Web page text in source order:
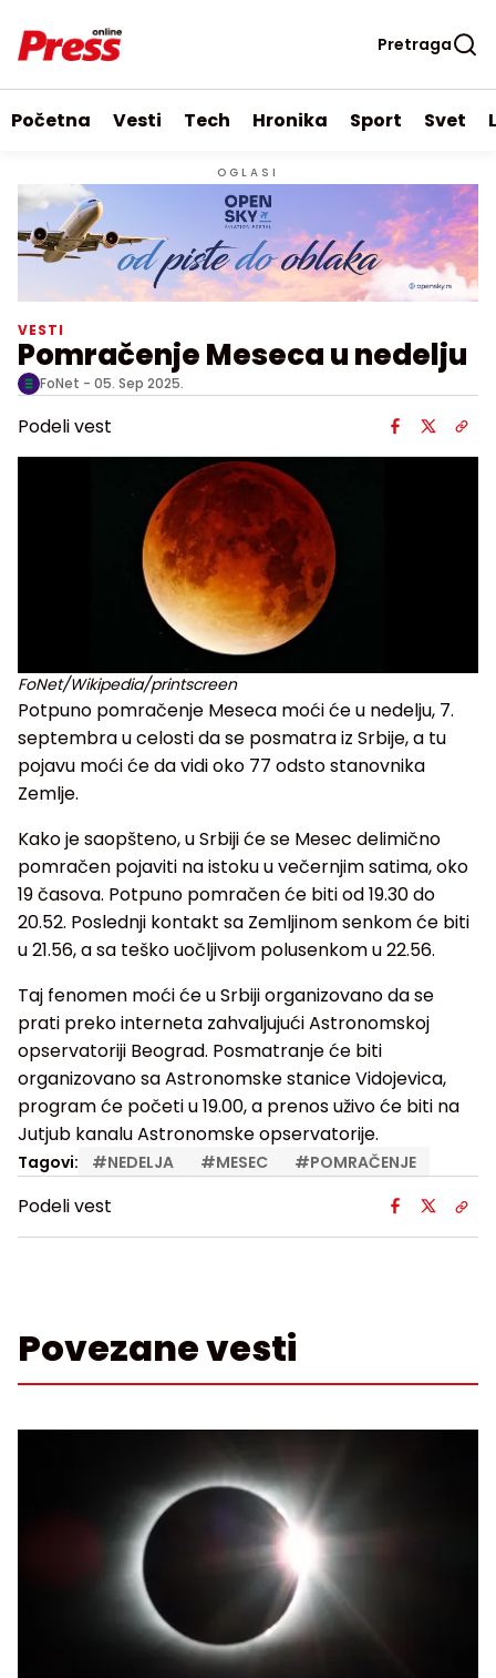
Pretraga
Početna Vesti Tech Hronika Sport Svet
OGLASI
VESTI
Pomračenje Meseca u nedelju
FoNet - 05. Sep 2025.
Podeli vest
FoNet/Wikipedia/printscreen
Potpuno pomračenje Meseca moći će u nedelju, 7.
septembra u celosti da se posmatra iz Srbije, a tu
pojavu moći će da vidi oko 77 odsto stanovnika
Zemlje.
Kako je saopšteno, u Srbiji će se Mesec delimično
pomračen pojaviti na istoku u večernjim satima, oko
19 časova. Potpuno pomračen će biti od 19.30 do
20.52. Poslednji kontakt sa Zemljinom senkom će biti
u 21.56, a sa teško uočljivom polusenkom u 22.56.
Taj fenomen moći će u Srbiji organizovano da se
prati preko interneta zahvaljujući Astronomskoj
opservatoriji Beograd. Posmatranje će biti
organizovano sa Astronomske stanice Vidojevica,
program će početi u 19.00, a prenos uživo će biti na
Jutjub kanalu Astronomske opservatorije.
Tagovi: #NEDELJA #MESEC #POMRAČENJE
Podeli vest
Povezane vesti